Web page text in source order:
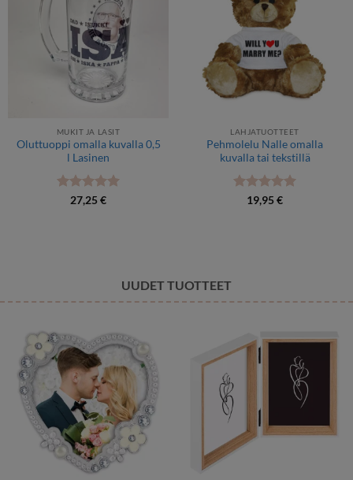
MUKIT JA LASIT
Oluttuoppi omalla kuvalla 0,5
l Lasinen
Arvostelu
27,25€
LAHJATUOTTEET
Pehmolelu Nalle omalla
kuvalla tai tekstillä
Arvostelu
19,95€
UUDET TUOTTEET